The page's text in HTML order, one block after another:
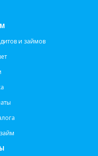
и займов